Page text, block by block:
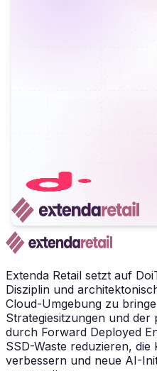
Extenda Retail setzt auf
Disziplin und
Cloud-Umgebung zu
Strategiesitzungen und
durch Forward Deployed
SSD-Waste reduzieren, die
verbessern und neue AI-